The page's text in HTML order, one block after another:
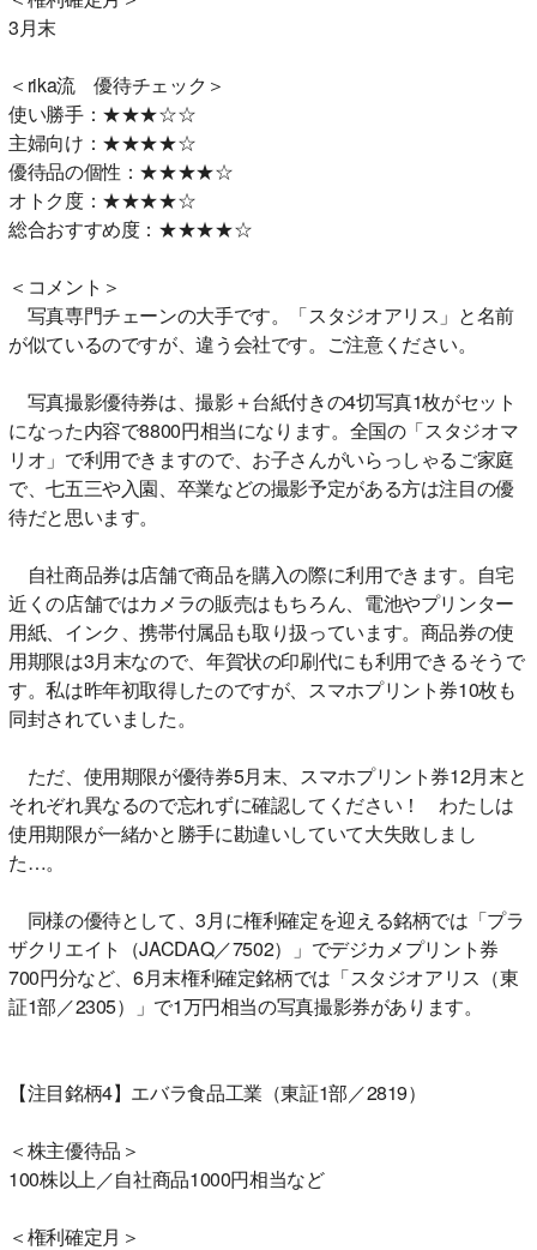
3月末
＜rika流 優待チェック＞
使い勝手：★★★☆☆
主婦向け：★★★★☆
優待品の個性：★★★★☆
オトク度：★★★★☆
総合おすすめ度：★★★★☆
＜コメント＞
写真専門チェーンの大手です。「スタジオアリス」と名前
が似ているのですが、違う会社です。ご注意ください。
写真撮影優待券は、撮影＋台紙付きの4切写真1枚がセット
になった内容で8800円相当になります。全国の「スタジオマ
リオ」で利用できますので、お子さんがいらっしゃるご家庭
で、七五三や入園、卒業などの撮影予定がある方は注目の優
待だと思います。
自社商品券は店舗で商品を購入の際に利用できます。自宅
近くの店舗ではカメラの販売はもちろん、電池やプリンター
用紙、インク、携帯付属品も取り扱っています。商品券の使
用期限は3月末なので、年賀状の印刷代にも利用できるそうで
す。私は昨年初取得したのですが、スマホプリント券10枚も
同封されていました。
ただ、使用期限が優待券5月末、スマホプリント券12月末と
それぞれ異なるので忘れずに確認してください！ わたしは
使用期限が一緒かと勝手に勘違いしていて大失敗しまし
た…。
同様の優待として、3月に権利確定を迎える銘柄では「プラ
ザクリエイト（JACDAQ／7502）」でデジカメプリント券
700円分など、6月末権利確定銘柄では「スタジオアリス（東
証1部／2305）」で1万円相当の写真撮影券があります。
【注目銘柄4】エバラ食品工業（東証1部／2819）
＜株主優待品＞
100株以上／自社商品1000円相当など
＜権利確定月＞